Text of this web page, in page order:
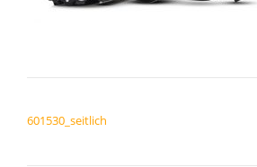
601530_seitlich